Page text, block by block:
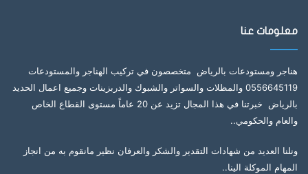
معلومات عنا
هناجر ومستودعات بالرياض متخصصون في تركيب الهناجر والمستودعات
0556645119 والمظلات والسواتر والشبوك والدربزينات وجميع اعمال الحديد
بالرياض خبرتنا في هذا المجال تزيد عن 20 عاماً مستوى القطاع الخاص
والعام والحكومي..
ونلنا العديد من شهادات التقدير والشكر والعرفان نظير مانقوم به من انجاز
المهام الموكلة الينا..